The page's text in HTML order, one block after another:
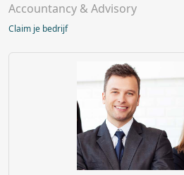
Accountancy & Advisory
Claim je bedrijf